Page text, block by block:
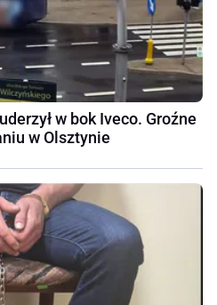
w bok Iveco. Groźne
w Olsztynie